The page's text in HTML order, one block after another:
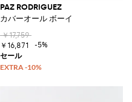
PAZ RODRIGUEZ
カバーオール ボーイ
￥17,759
￥16,871
-5%